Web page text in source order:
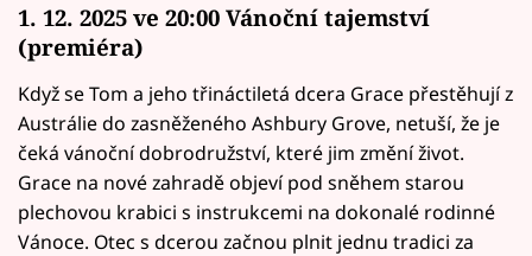
1. 12. 2025 ve 20:00 Vánoční tajemství
(premiéra)
Když se Tom a jeho třináctiletá dcera Grace přestěhují z
Austrálie do zasněženého Ashbury Grove, netuší, že je
čeká vánoční dobrodružství, které jim změní život.
Grace na nové zahradě objeví pod sněhem starou
plechovou krabici s instrukcemi na dokonalé rodinné
Vánoce. Otec s dcerou začnou plnit jednu tradici za